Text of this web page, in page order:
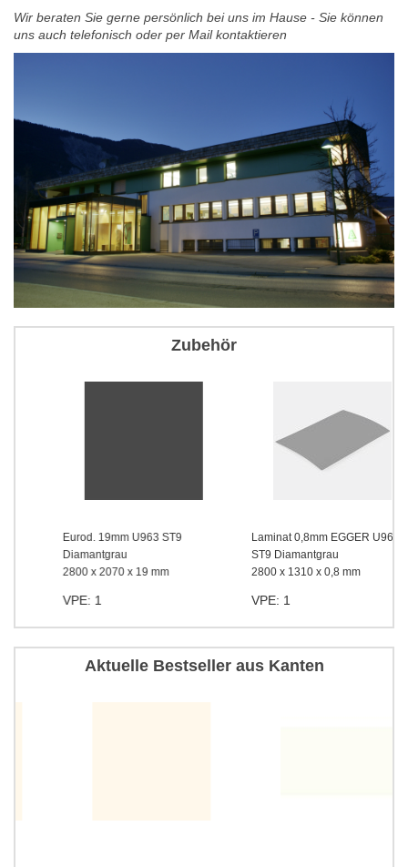
Wir beraten Sie gerne persönlich bei uns im Hause - Sie können
uns auch telefonisch oder per Mail kontaktieren
Zubehör
Eurod. 19mm U963 ST9
Diamantgrau
2800 x 2070 x 19 mm
VPE: 1
Laminat 0,8mm EGGER U963
ST9 Diamantgrau
2800 x 1310 x 0,8 mm
VPE: 1
Aktuelle Bestseller aus Kanten